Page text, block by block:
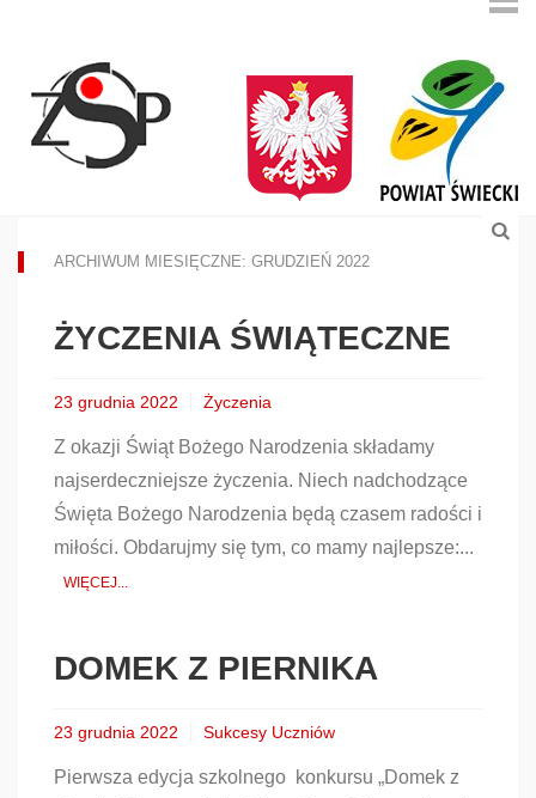
ARCHIWUM MIESIĘCZNE: GRUDZIEŃ 2022
ŻYCZENIA ŚWIĄTECZNE
23 grudnia 2022 Życzenia
Z okazji Świąt Bożego Narodzenia składamy
najserdeczniejsze życzenia. Niech nadchodzące
Święta Bożego Narodzenia będą czasem radości i
miłości. Obdarujmy się tym, co mamy najlepsze:...
WIĘCEJ...
DOMEK Z PIERNIKA
23 grudnia 2022 Sukcesy Uczniów
Pierwsza edycja szkolnego konkursu „Domek z